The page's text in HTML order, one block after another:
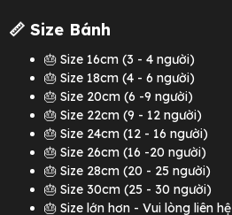
📏 Size Bánh
🎂 Size 16cm (3 - 4 người)
🎂 Size 18cm (4 - 6 người)
🎂 Size 20cm (6 -9 người)
🎂 Size 22cm (9 - 12 người)
🎂 Size 24cm (12 - 16 người)
🎂 Size 26cm (16 -20 người)
🎂 Size 28cm (20 - 25 người)
🎂 Size 30cm (25 - 30 người)
🎂 Size lớn hơn - Vui lòng liên hệ